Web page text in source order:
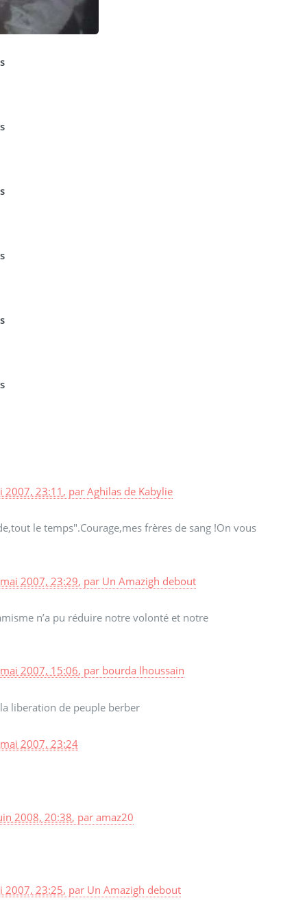
2007, 23:11 , parAghilas de Kabylie
le temps".Courage,mes frères de sang !On vous
2007, 23:29, par Un Amazigh debout
n’a pu réduire notre volonté et notre
2007, 15:06, par bourda lhoussain
liberation de peuple berber
2007, 23:24
2008, 20:38, paramaz20
2007, 23:25, par Un Amazigh debout